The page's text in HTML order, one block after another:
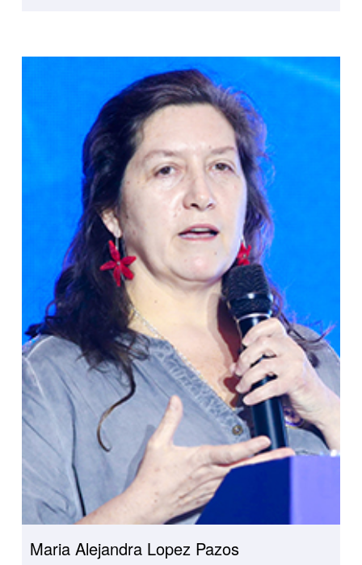
Maria Alejandra Lopez Pazos